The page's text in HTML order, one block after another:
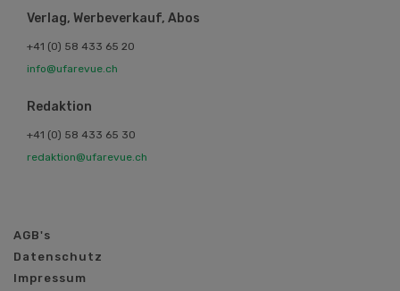
Verlag, Werbeverkauf, Abos
+41 (0) 58 433 65 20
info@ufarevue.ch
Redaktion
+41 (0) 58 433 65 30
redaktion@ufarevue.ch
AGB's
Datenschutz
Impressum